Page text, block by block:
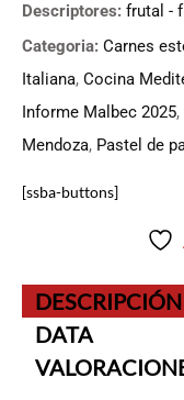
Descriptores: frutal -
Categoria: Carnes
Italiana, Cocina
Informe Malbec 2025,
Mendoza, Pastel de
[ssba-buttons]
DESCRIPCIÓN
DATA